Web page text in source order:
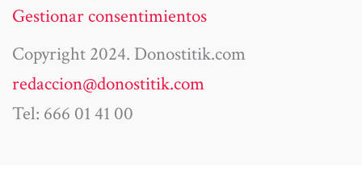
Gestionar consentimientos
Copyright 2024. Donostitik.com
redaccion@donostitik.com
Tel: 666 01 41 00